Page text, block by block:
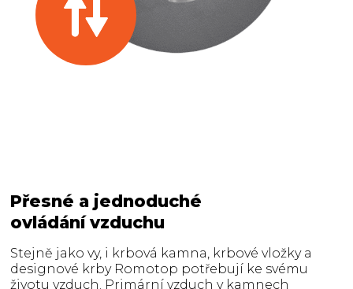
Přesné a jednoduché
ovládání vzduchu
Stejně jako vy, i krbová kamna, krbové vložky a
designové krby Romotop potřebují ke svému
životu vzduch. Primární vzduch v kamnech